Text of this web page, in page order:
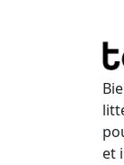
et